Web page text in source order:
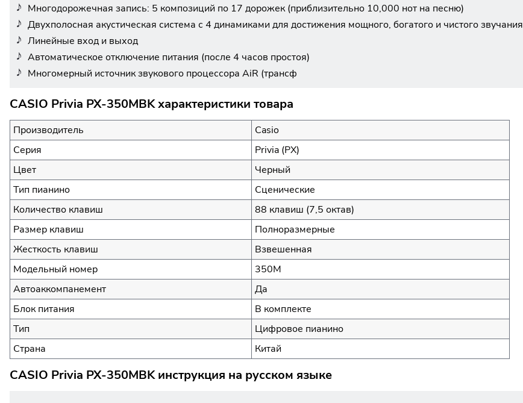
Многодорожечная запись: 5 композиций по 17 дорожек (приблизительно 10,000 нот на песню)
Двухполосная акустическая система с 4 динамиками для достижения мощного, богатого и чистого звучания
Линейные вход и выход
Автоматическое отключение питания (после 4 часов простоя)
Многомерный источник звукового процессора AiR (трансф
CASIO Privia PX-350MBK характеристики товара
Производитель
Casio
Серия
Privia (PX)
Цвет
Черный
Тип пианино
Сценические
Количество клавиш
88 клавиш (7,5 октав)
Размер клавиш
Полноразмерные
Жесткость клавиш
Взвешенная
Модельный номер
350M
Автоаккомпанемент
Да
Блок питания
В комплекте
Тип
Цифровое пианино
Страна
Китай
CASIO Privia PX-350MBK инструкция на русском языке